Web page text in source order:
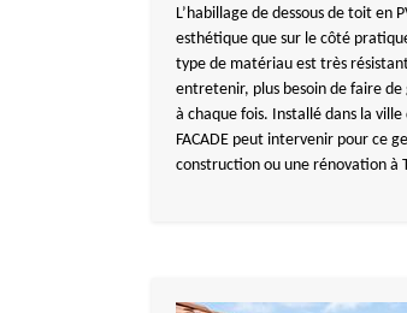
L’habillage de dessous de toit en
esthétique que sur le côté
type de matériau est très
entretenir, plus besoin de faire
à chaque fois. Installé dans la
FACADE peut intervenir pour ce
construction ou une rénovation à